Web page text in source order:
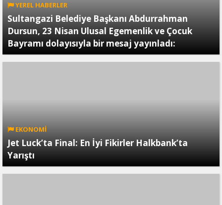
YEREL HABERLER
Sultangazi Belediye Başkanı Abdurrahman
Dursun, 23 Nisan Ulusal Egemenlik ve Çocuk
Bayramı dolayısıyla bir mesaj yayınladı:
EKONOMİ
Jet Luck’ta Final: En İyi Fikirler Halkbank’ta
Yarıştı